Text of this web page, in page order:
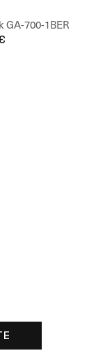
GA-700-1BER